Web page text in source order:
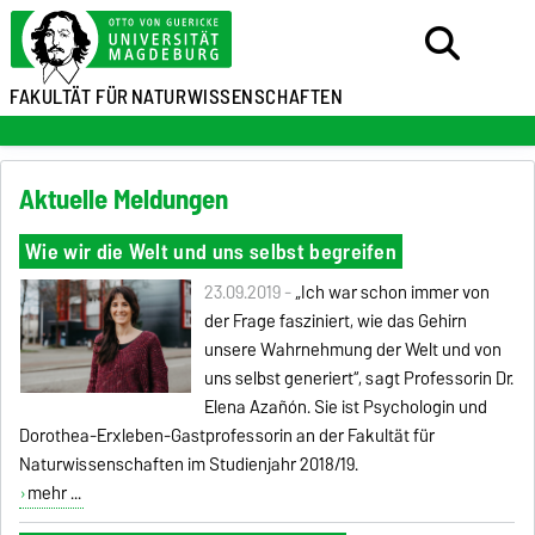
FAKULTÄT FÜRNATURWISSENSCHAFTEN
Aktuelle Meldungen
Wie wir die Welt und uns selbst begreifen
23.09.2019 -„Ich war schon immer von
der Frage fasziniert, wie das Gehirn
unsere Wahrnehmung der Welt und von
uns selbst generiert“, sagt Professorin Dr.
Elena Azañón. Sie ist Psychologin und
Dorothea-Erxleben-Gastprofessorin an der Fakultät für
Naturwissenschaften im Studienjahr 2018/19.
mehr ...